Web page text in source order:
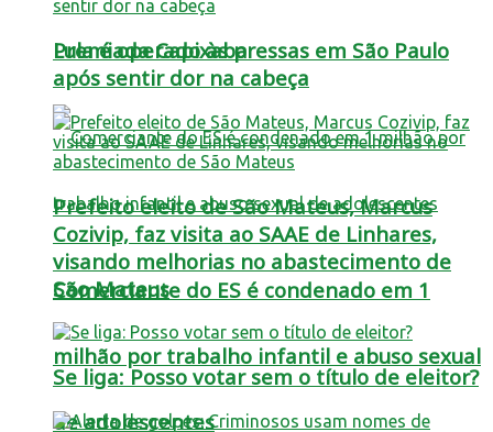
Premiada Capixaba
Comerciante do ES é condenado em 1
milhão por trabalho infantil e abuso sexual
de adolescentes
Lula é operado às pressas em São Paulo
após sentir dor na cabeça
Prefeito eleito de São Mateus, Marcus
Cozivip, faz visita ao SAAE de Linhares,
visando melhorias no abastecimento de
São Mateus
Se liga: Posso votar sem o título de eleitor?